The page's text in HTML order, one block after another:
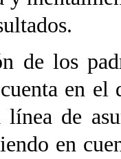
los
en el
de
en